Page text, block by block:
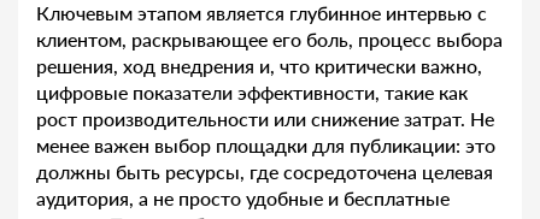
Ключевым этапом является глубинное интервью с
клиентом, раскрывающее его боль, процесс выбора
решения, ход внедрения и, что критически важно,
цифровые показатели эффективности, такие как
рост производительности или снижение затрат. Не
менее важен выбор площадки для публикации: это
должны быть ресурсы, где сосредоточена целевая
аудитория, а не просто удобные и бесплатные